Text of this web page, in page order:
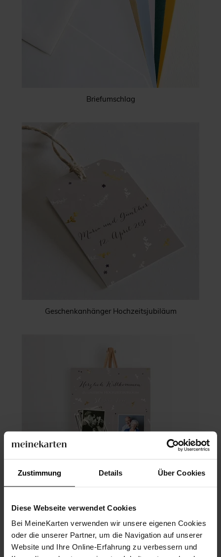
Zustimmung Details Über Cookies
Diese Webseite verwendet Cookies
Bei MeineKarten verwenden wir unsere eigenen Cookies
oder die unserer Partner, um die Navigation auf unserer
Website und Ihre Online-Erfahrung zu verbessern und
Briefumschlag
Geschenkanhänger Hochzeitsjubiläum
Willkommensschild Hochzeitsjubiläum